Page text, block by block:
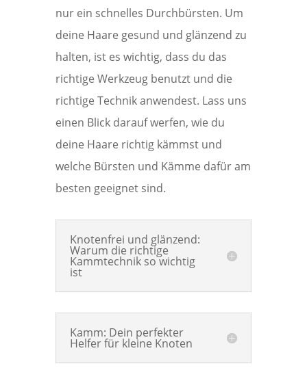
nur ein schnelles Durchbürsten. Um
deine Haare gesund und glänzend zu
halten, ist es wichtig, dass du das
richtige Werkzeug benutzt und die
richtige Technik anwendest. Lass uns
einen Blick darauf werfen, wie du
deine Haare richtig kämmst und
welche Bürsten und Kämme dafür am
besten geeignet sind.
Knotenfrei und glänzend:
Warum die richtige
Kammtechnik so wichtig
ist
Kamm: Dein perfekter
Helfer für kleine Knoten